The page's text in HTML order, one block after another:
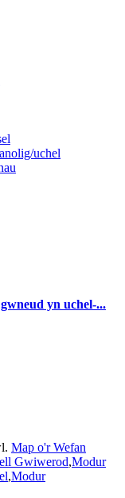
uchel
yn uchel-...
Map o'r Wefan
Gwiwerod,Modur
,Modur